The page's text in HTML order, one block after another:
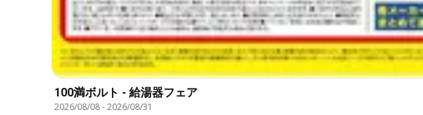
100満ボルト - 給湯器フェア
2026/08/08-2026/08/31